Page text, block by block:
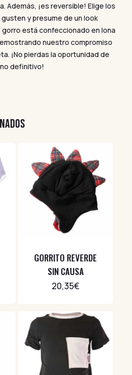
Además, ¡es reversible! Elige los
y presume de un look
está confeccionado en lona
nuestro compromiso
¡No pierdas la oportunidad de
definitivo!
GORRITO REVERDE
SIN CAUSA
20,35€